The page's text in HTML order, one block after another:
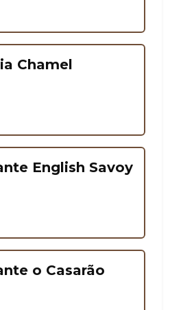
Chamel
English Savoy
o Casarão